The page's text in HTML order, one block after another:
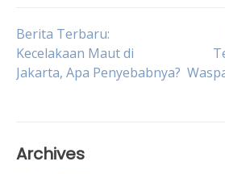
Post
navigation
Berita Terbaru:
Kecelakaan Maut di
Jakarta, Apa Penyebabnya?
Archives